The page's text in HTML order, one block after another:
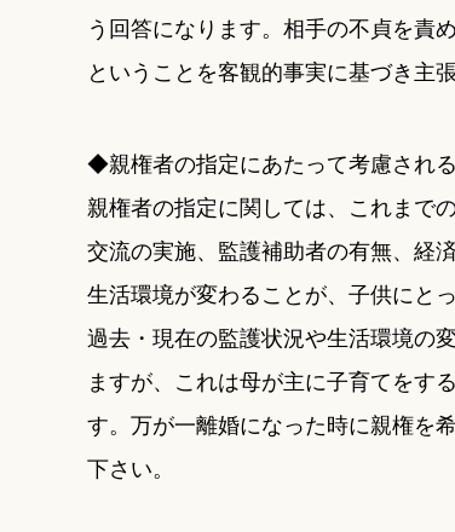
う回答になります。相手の不貞を責
ということを客観的事実に基づき主
◆親権者の指定にあたって考慮され
親権者の指定に関しては、これまで
交流の実施、監護補助者の有無、経
生活環境が変わることが、子供にと
過去・現在の監護状況や生活環境の
ますが、これは母が主に子育てをす
す。万が一離婚になった時に親権を
下さい。